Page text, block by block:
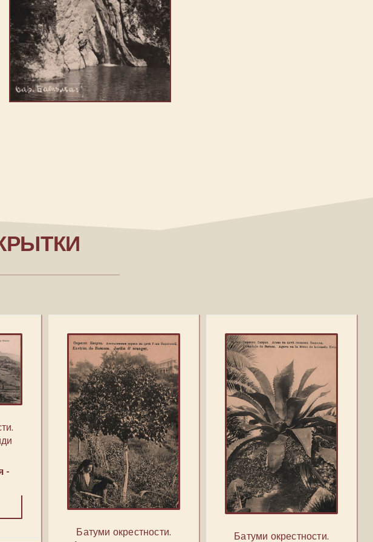
-
Батуми окрестности.
Батуми окрестности.